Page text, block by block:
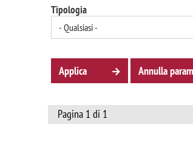
Tipologia
Applica Annulla
Pagina 1 di 1